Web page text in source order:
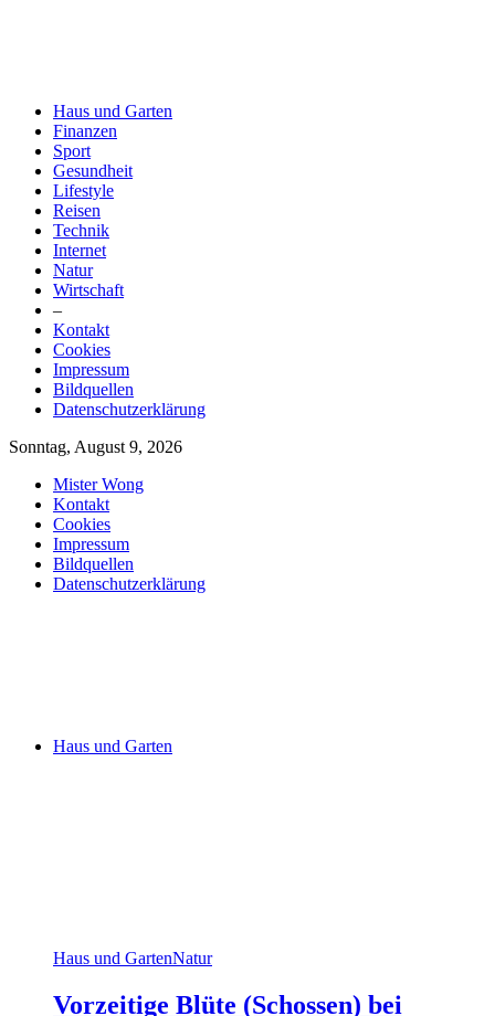
Haus und Garten
Finanzen
Sport
Gesundheit
Lifestyle
Reisen
Technik
Internet
Natur
Wirtschaft
–
Kontakt
Cookies
Impressum
Bildquellen
Datenschutzerklärung
Sonntag, August 9, 2026
Mister Wong
Kontakt
Cookies
Impressum
Bildquellen
Datenschutzerklärung
Haus und Garten
Haus und GartenNatur
Vorzeitige Blüte (Schossen) bei